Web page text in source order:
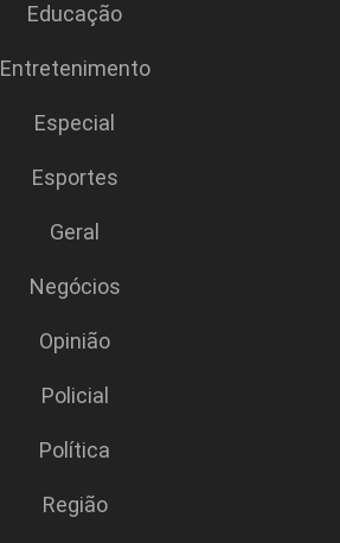
Educação
Entretenimento
Especial
Esportes
Geral
Negócios
Opinião
Policial
Polí­tica
Região